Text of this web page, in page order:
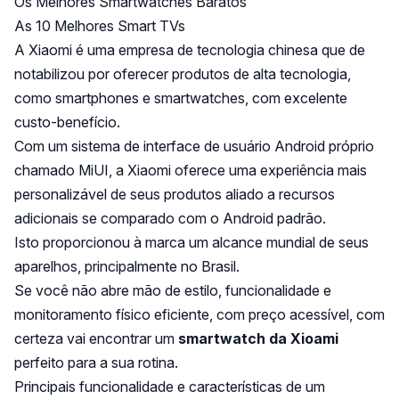
As 10 Melhores Smart TVs
A Xiaomi é uma empresa de tecnologia chinesa que de
notabilizou por oferecer produtos de alta tecnologia,
como smartphones e smartwatches, com excelente
custo-benefício.
Com um sistema de interface de usuário Android próprio
chamado MiUI, a Xiaomi oferece uma experiência mais
personalizável de seus produtos aliado a recursos
adicionais se comparado com o Android padrão.
Isto proporcionou à marca um alcance mundial de seus
aparelhos, principalmente no Brasil.
Se você não abre mão de estilo, funcionalidade e
monitoramento físico eficiente, com preço acessível, com
certeza vai encontrar um smartwatch da Xioami
perfeito para a sua rotina.
Principais funcionalidade e características de um